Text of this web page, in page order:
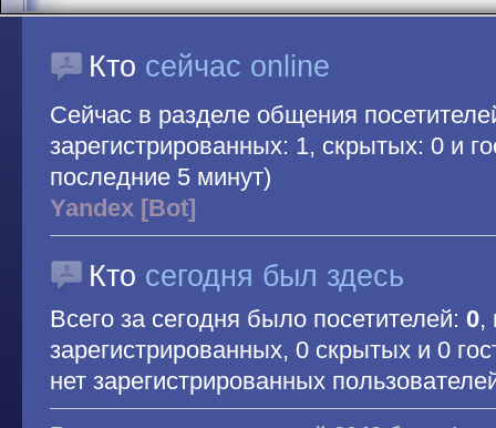
Кто сейчас online
Сейчас в разделе общения
зарегистрированных: 1, скрытых: 0 и
последние 5 минут)
Yandex [Bot]
Кто сегодня был здесь
Всего за сегодня было посетителей: 0,
зарегистрированных, 0 скрытых и 0
нет зарегистрированных